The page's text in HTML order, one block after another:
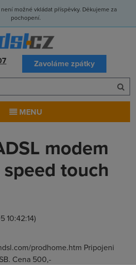
možné vkládat příspěvky. Děkujeme za
pochopení.
Zavoláme zpátky
MENU
modem
speed touch
10:42:14)
prodhome.htm Pripojeni
Cena 500,-